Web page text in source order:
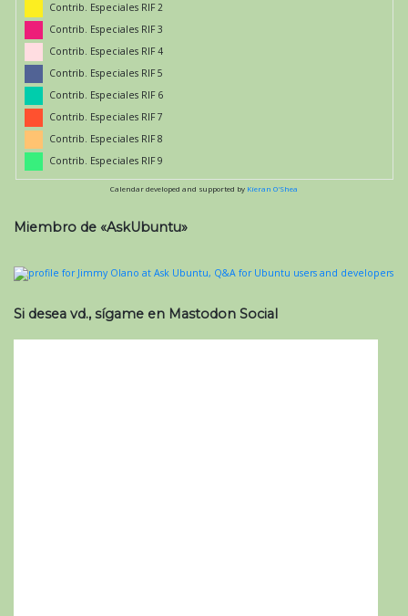
Contrib. Especiales RIF 2
Contrib. Especiales RIF 3
Contrib. Especiales RIF 4
Contrib. Especiales RIF 5
Contrib. Especiales RIF 6
Contrib. Especiales RIF 7
Contrib. Especiales RIF 8
Contrib. Especiales RIF 9
Calendar developed and supported by Kieran O'Shea
Miembro de «AskUbuntu»
Si desea vd., sígame en Mastodon Social